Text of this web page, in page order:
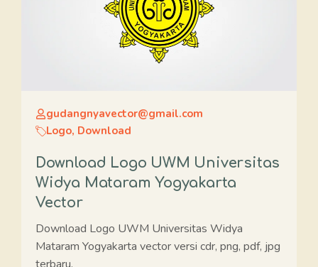
gudangnyavector@gmail.com
Logo, Download
Download Logo UWM Universitas
Widya Mataram Yogyakarta
Vector
Download Logo UWM Universitas Widya
Mataram Yogyakarta vector versi cdr, png, pdf, jpg